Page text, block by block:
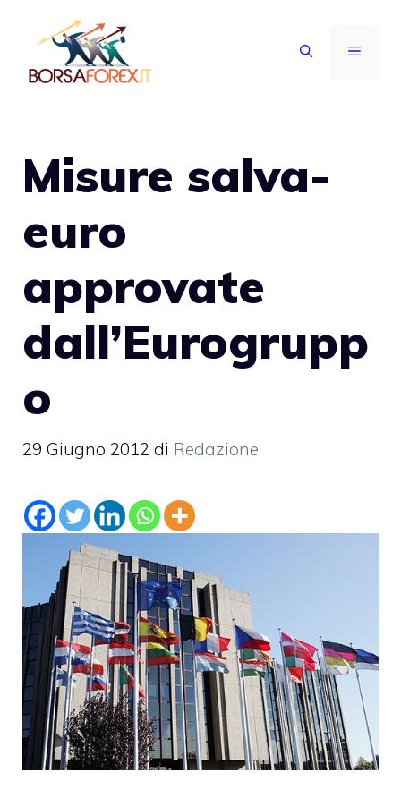
contenuto
MENU
Misure salva-
euro
approvate
dall’Eurogrupp
o
29 Giugno 2012 di Redazione